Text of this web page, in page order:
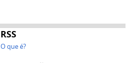
RSS
O que é?